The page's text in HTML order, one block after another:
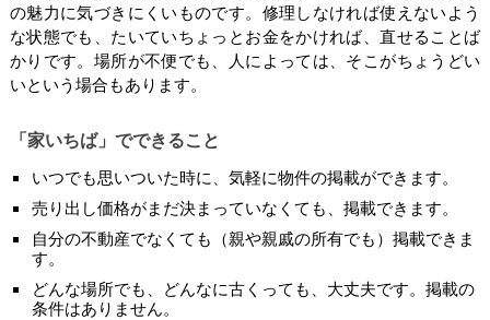
の魅力に気づきにくいものです。修理しなければ使えないよう
な状態でも、たいていちょっとお金をかければ、直せることば
かりです。場所が不便でも、人によっては、そこがちょうどい
いという場合もあります。
「家いちば」でできること
いつでも思いついた時に、気軽に物件の掲載ができます。
売り出し価格がまだ決まっていなくても、掲載できます。
自分の不動産でなくても（親や親戚の所有でも）掲載できま
す。
どんな場所でも、どんなに古くっても、大丈夫です。掲載の
条件はありません。